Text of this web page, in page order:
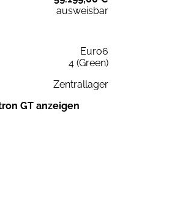
ausweisbar
Euro6
4 (Green)
Zentrallager
GT anzeigen